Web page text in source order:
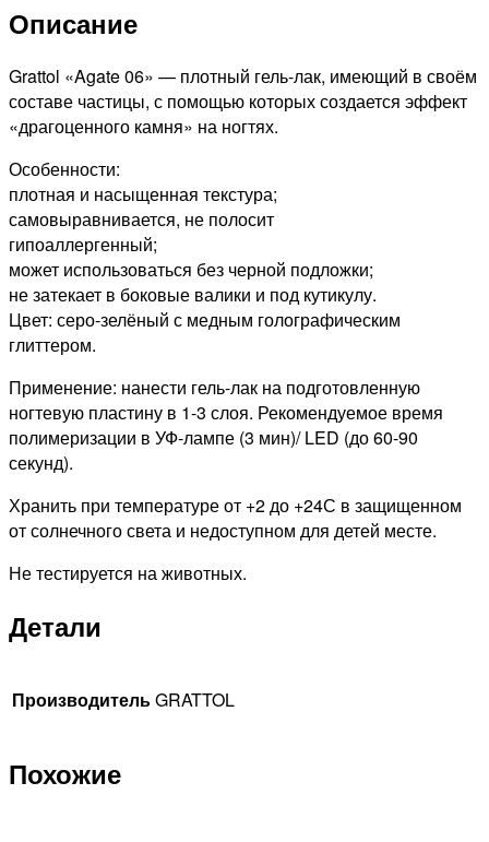
LS
06,
9мл
Описание
Grattol «Agate 06» — плотный гель-лак, имеющий в своём
составе частицы, с помощью которых создается эффект
«драгоценного камня» на ногтях.
Особенности:
плотная и насыщенная текстура;
самовыравнивается, не полосит
гипоаллергенный;
может использоваться без черной подложки;
не затекает в боковые валики и под кутикулу.
Цвет: серо-зелёный с медным голографическим
глиттером.
Применение: нанести гель-лак на подготовленную
ногтевую пластину в 1-3 слоя. Рекомендуемое время
полимеризации в УФ-лампе (3 мин)/ LED (до 60-90
секунд).
Хранить при температуре от +2 до +24С в защищенном
от солнечного света и недоступном для детей месте.
Не тестируется на животных.
Детали
ПроизводительGRATTOL
Похожие